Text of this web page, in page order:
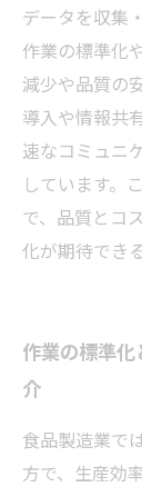
データを収集
作業の標準化
減少や品質の
導入や情報共
速なコミュニ
しています。
で、品質とコ
化が期待でき
作業の標準
介
食品製造業で
方で、生産効